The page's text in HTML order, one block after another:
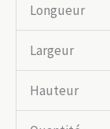
Longueur
Largeur
Hauteur